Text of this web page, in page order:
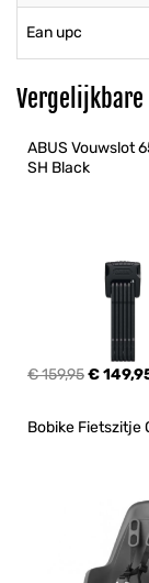
Ean upc
ABUS Vouwslot
SH Black
€ 159,95€
Bobike Fietszitje